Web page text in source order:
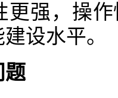
更强，操
设水平。
题